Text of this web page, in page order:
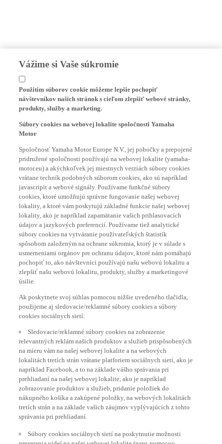
Vážime si Vaše súkromie
Použitím súborov cookie môžeme lepšie pochopiť
návštevníkov našich stránok s cieľom zlepšiť webové stránky,
produkty, služby a marketing.
Súbory cookies na webovej lokalite spoločnosti Yamaha
Motor
Spoločnosť Yamaha Motor Europe N.V., jej pobočky a prepojené
pridružené spoločnosti používajú na webovej lokalite (yamaha-
motor.eu) a akýchkoľvek jej miestnych verziách súbory cookies
vrátane techník podobných súborom cookies, ako sú napríklad
javascripit a webové signály. Používame funkčné súbory
cookies, ktoré umožňujú správne fungovanie našej webovej
lokality, a ktoré vám poskytujú základné funkcie našej webovej
lokality, ako je napríklad zapamätanie vašich prihlasovacích
údajov a jazykových preferencií. Používame tiež analytické
súbory cookies na vytváranie používateľských štatistík
spôsobom založeným na ochrane súkromia, ktorý je v súlade s
usmerneniami orgánov pre ochranu údajov, ktoré nám pomáhajú
pochopiť to, ako návštevníci používajú našu webovú lokalitu a
zlepšiť našu webovú lokalitu, produkty, služby a marketingové
úsilie.
Ak poskytnete svoj súhlas pomocou nižšie uvedeného tlačidla,
použijeme aj sledovacie/reklamné súbory cookies a súbory
cookies sociálnych sietí:
Sledovacie/reklamné súbory cookies na zobrazenie
relevantných reklám našich produktov a služieb prispôsobených
na mieru vám na našej webovej lokalite a na webových
lokalitách tretích strán vrátane platforiem sociálnych sietí, ako je
napríklad Facebook, a to na základe vášho správania pri
prehliadaní na našej webovej lokalite, ako je napríklad
zobrazovanie produktov a služieb, pridanie položiek do
nákupného košíka a zakúpené položky, na webových lokalitách
tretích strán a na základe vašich záujmov vyplývajúcich z tohto
správania pri prehliadaní.
Súbory cookies sociálnych sietí na poskytnutie možnosti
prezerania videí na našej webovej lokalite (napr. pomocou